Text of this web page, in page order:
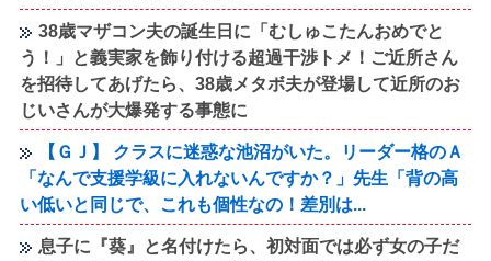
38歳マザコン夫の誕生日に「むしゅこたんおめでと
う！」と義実家を飾り付ける超過干渉トメ！ご近所さん
を招待してあげたら、38歳メタボ夫が登場して近所のお
じいさんが大爆発する事態に
【ＧＪ】 クラスに迷惑な池沼がいた。リーダー格のＡ
「なんで支援学級に入れないんですか？」先生「背の高
い低いと同じで、これも個性なの！差別は...
息子に『葵』と名付けたら、初対面では必ず女の子だ